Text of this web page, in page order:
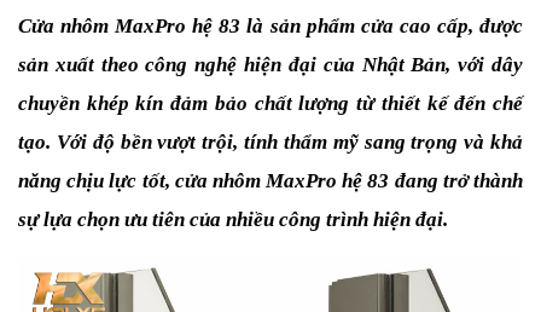
Cửa nhôm MaxPro hệ 83 là sản phẩm cửa cao cấp, được
sản xuất theo công nghệ hiện đại của Nhật Bản, với dây
chuyền khép kín đảm bảo chất lượng từ thiết kế đến chế
tạo. Với độ bền vượt trội, tính thẩm mỹ sang trọng và khả
năng chịu lực tốt, cửa nhôm MaxPro hệ 83 đang trở thành
sự lựa chọn ưu tiên của nhiều công trình hiện đại.